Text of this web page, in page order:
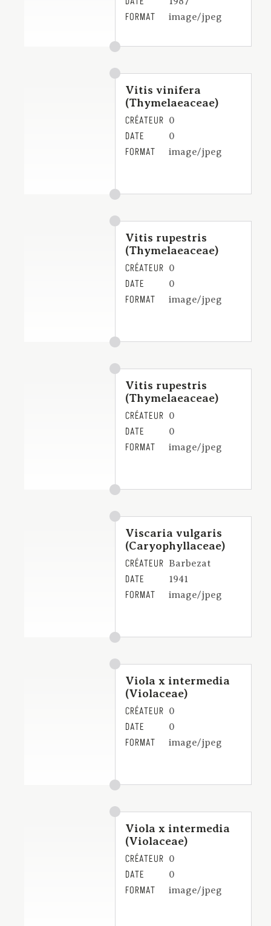
FORMAT image/jpeg
Vitis vinifera
(Thymelaeaceae)
CRÉATEUR 0
DATE 0
FORMAT image/jpeg
Vitis rupestris
(Thymelaeaceae)
CRÉATEUR 0
DATE 0
FORMAT image/jpeg
Vitis rupestris
(Thymelaeaceae)
CRÉATEUR 0
DATE 0
FORMAT image/jpeg
Viscaria vulgaris
(Caryophyllaceae)
CRÉATEUR Barbezat
DATE 1941
FORMAT image/jpeg
Viola x intermedia
(Violaceae)
CRÉATEUR 0
DATE 0
FORMAT image/jpeg
Viola x intermedia
(Violaceae)
CRÉATEUR 0
DATE 0
FORMAT image/jpeg